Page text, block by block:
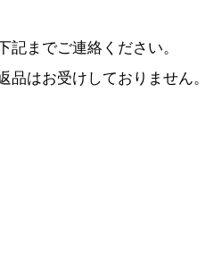
記までご連絡ください。
品はお受けしておりません。